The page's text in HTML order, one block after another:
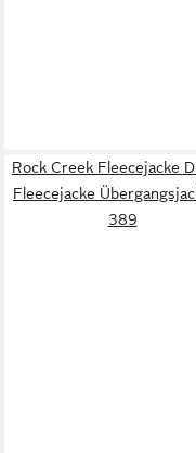
Rock Creek Fleecejacke
Fleecejacke
389